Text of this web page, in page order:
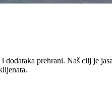
prehrani. Naš cilj je